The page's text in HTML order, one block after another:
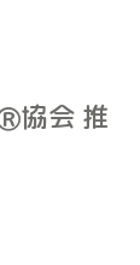
協会 推